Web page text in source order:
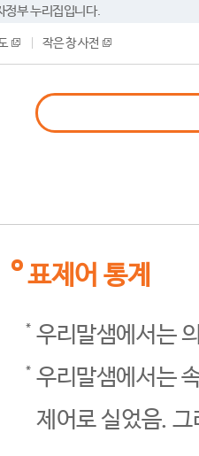
정부 누리집입니다.
작은 창 사전
표제어 통계
우리말샘에서는
우리말샘에서는
제어로 실었음.